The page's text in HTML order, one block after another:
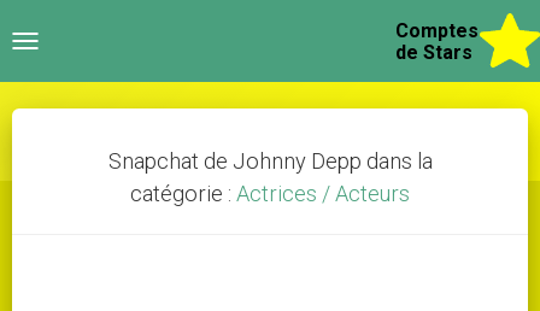
Toggle
Comptes
de Stars
Snapchat de Johnny Depp dans la
catégorie : Actrices / Acteurs